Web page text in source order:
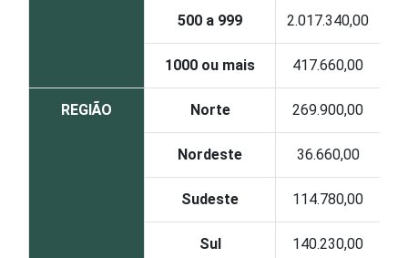
500 a 999 2.017.340,00
1000 ou mais 417.660,00
REGIÃO Norte 269.900,00
Nordeste 36.660,00
Sudeste 114.780,00
Sul 140.230,00